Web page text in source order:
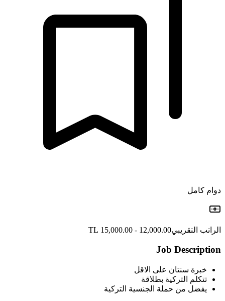
دوام كامل
الراتب التقريبي12,000.00 - 15,000.00 TL
Job Description
خبرة سنتان على الاقل
تتكلم التركية بطلاقة
يفضل من حملة الجنسية التركية